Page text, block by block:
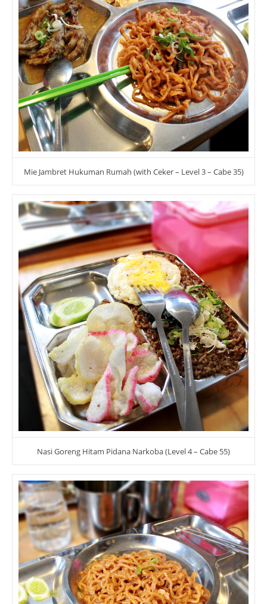
Mie Jambret Hukuman Rumah (with Ceker – Level 3 – Cabe 35)
Nasi Goreng Hitam Pidana Narkoba (Level 4 – Cabe 55)